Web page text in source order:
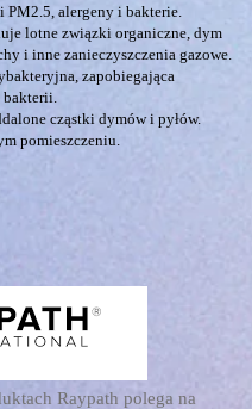
PM2.5, alergeny i bakterie.
lotne związki organiczne, dym
i inne zanieczyszczenia gazowe.
zapobiegająca
bakterii.
cząstki dymów i pyłów.
pomieszczeniu.
Raypath polega na